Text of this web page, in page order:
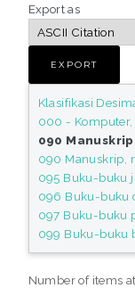
Export as
Klasifikasi
000 -
090
090 Manuskrip,
095 Buku-buku
096 Buku-buku
097 Buku-buku
099 Buku-buku
Number of items